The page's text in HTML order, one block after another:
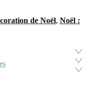
de Noël, Noël :